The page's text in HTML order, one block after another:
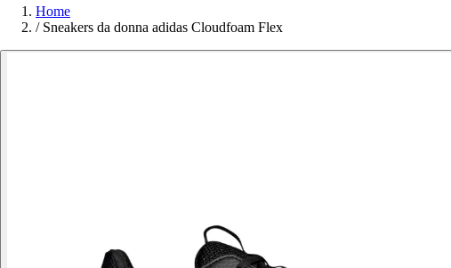
Home
/ Sneakers da donna adidas Cloudfoam Flex